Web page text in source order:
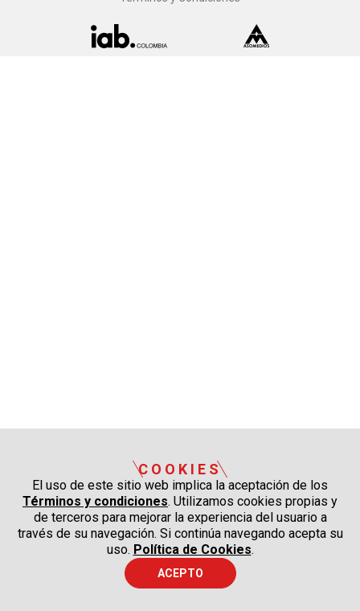
COOKIES
El uso de este sitio web implica la aceptación de los
Términos y condiciones. Utilizamos cookies propias y
de terceros para mejorar la experiencia del usuario a
través de su navegación. Si continúa navegando acepta su
uso. Política de Cookies.
ACEPTO